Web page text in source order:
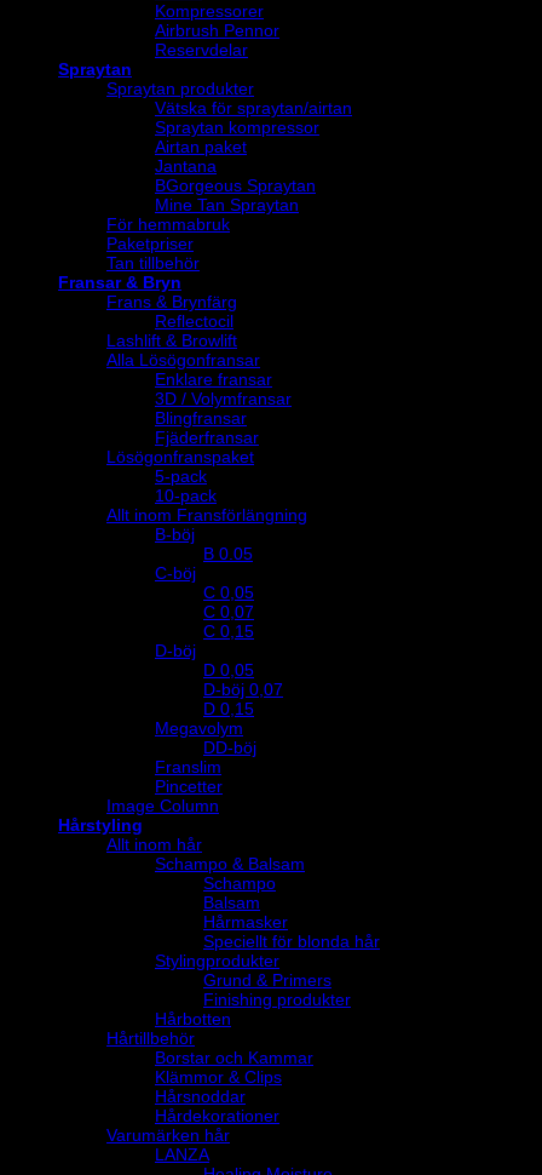
Kompressorer
Airbrush Pennor
Reservdelar
Spraytan
Spraytan produkter
Vätska för spraytan/airtan
Spraytan kompressor
Airtan paket
Jantana
BGorgeous Spraytan
Mine Tan Spraytan
För hemmabruk
Paketpriser
Tan tillbehör
Fransar & Bryn
Frans & Brynfärg
Reflectocil
Lashlift & Browlift
Alla Lösögonfransar
Enklare fransar
3D / Volymfransar
Blingfransar
Fjäderfransar
Lösögonfranspaket
5-pack
10-pack
Allt inom Fransförlängning
B-böj
B 0.05
C-böj
C 0,05
C 0,07
C 0,15
D-böj
D 0,05
D-böj 0,07
D 0,15
Megavolym
DD-böj
Franslim
Pincetter
Image Column
Hårstyling
Allt inom hår
Schampo & Balsam
Schampo
Balsam
Hårmasker
Speciellt för blonda hår
Stylingprodukter
Grund & Primers
Finishing produkter
Hårbotten
Hårtillbehör
Borstar och Kammar
Klämmor & Clips
Hårsnoddar
Hårdekorationer
Varumärken hår
LANZA